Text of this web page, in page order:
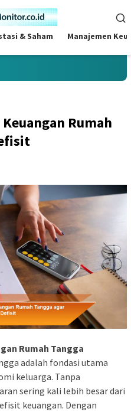
& Saham Manajemen
Rumah
Rumah Tangga
adalah fondasi utama
keluarga. Tanpa
sering kali lebih besar dari
keuangan. Dengan